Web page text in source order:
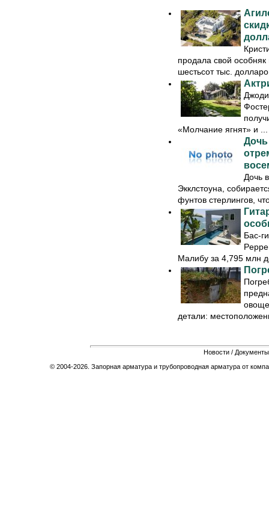
продала свой
шестьсот тыс.
«Молчание ягнят» и ...
Дочь
Экклстоуна,
фунтов стерлингов,
Бас-
Малибу за 4,795 млн
детали:
Новости / Документы
© 2004-2026. Запорная арматура и трубопроводная арматура от